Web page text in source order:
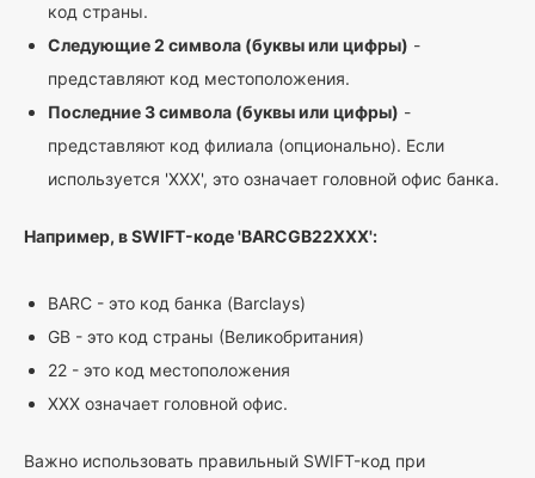
код страны.
Следующие 2 символа (буквы или цифры) -
представляют код местоположения.
Последние 3 символа (буквы или цифры) -
представляют код филиала (опционально). Если
используется 'XXX', это означает головной офис банка.
Например, в SWIFT-коде 'BARCGB22XXX':
BARC - это код банка (Barclays)
GB - это код страны (Великобритания)
22 - это код местоположения
XXX означает головной офис.
Важно использовать правильный SWIFT-код при